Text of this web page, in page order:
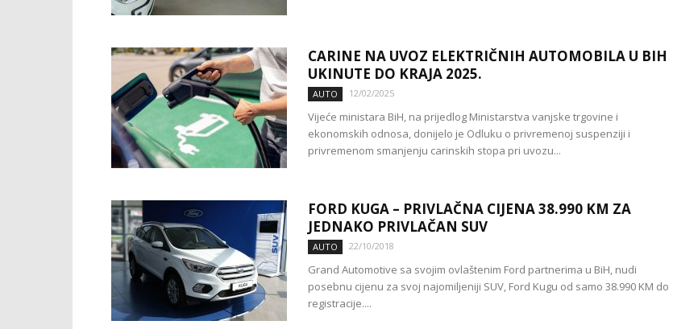
CARINE NA UVOZ ELEKTRIČNIH AUTOMOBILA U BIH
UKINUTE DO KRAJA 2025.
AUTO 12/02/2025
Vijeće ministara BiH, na prijedlog Ministarstva vanjske trgovine i
ekonomskih odnosa, donijelo je Odluku o privremenoj suspenziji i
privremenom smanjenju carinskih stopa pri uvozu...
FORD KUGA – PRIVLAČNA CIJENA 38.990 KM ZA
JEDNAKO PRIVLAČAN SUV
AUTO 22/10/2018
Grand Automotive sa svojim ovlaštenim Ford partnerima u BiH, nudi
posebnu cijenu za svoj najomiljeniji SUV, Ford Kugu od samo 38.990 KM do
registracije....